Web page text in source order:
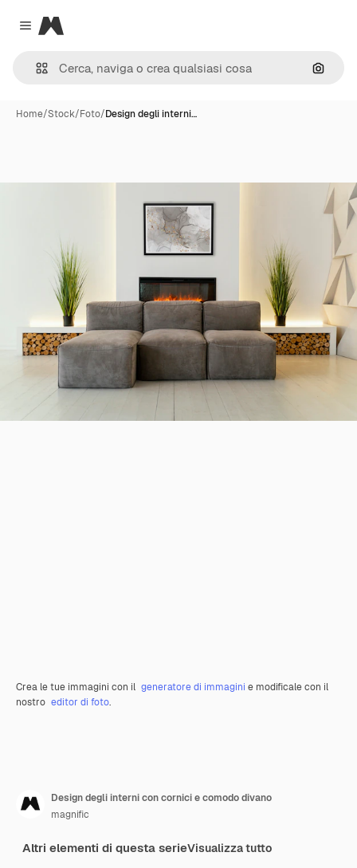
Close menu
Magnific
Cerca
Home/Stock/Foto/Design degli interni…
Crea le tue immagini con il generatore di immagini e modificale con il
nostro editor di foto.
Design degli interni con cornici e comodo divano
magnific
Altri elementi di questa serieVisualizza tutto